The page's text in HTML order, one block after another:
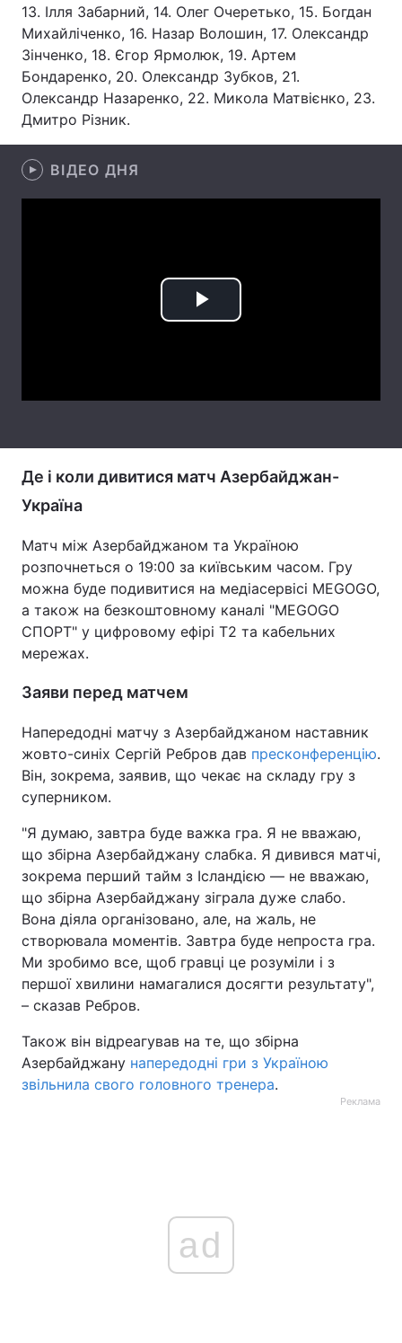
Відео з Youtube
Інтерв'ю Думки
Архів Вакансії
Контакти
Послуги
13. Ілля Забарний, 14. Олег Очеретько, 15. Богдан
Михайліченко, 16. Назар Волошин, 17. Олександр
Зінченко, 18. Єгор Ярмолюк, 19. Артем
Бондаренко, 20. Олександр Зубков, 21.
Олександр Назаренко, 22. Микола Матвієнко, 23.
Дмитро Різник.
ВІДЕО ДНЯ
Play
Де і коли дивитися матч Азербайджан-
Україна
Матч між Азербайджаном та Україною
розпочнеться о 19:00 за київським часом. Гру
можна буде подивитися на медіасервісі MEGOGO,
а також на безкоштовному каналі "MEGOGO
СПОРТ" у цифровому ефірі Т2 та кабельних
мережах.
Заяви перед матчем
Напередодні матчу з Азербайджаном наставник
жовто-синіх Сергій Ребров дав пресконференцію.
Він, зокрема, заявив, що чекає на складу гру з
суперником.
"Я думаю, завтра буде важка гра. Я не вважаю,
що збірна Азербайджану слабка. Я дивився матчі,
зокрема перший тайм з Ісландією — не вважаю,
що збірна Азербайджану зіграла дуже слабо.
Вона діяла організовано, але, на жаль, не
створювала моментів. Завтра буде непроста гра.
Ми зробимо все, щоб гравці це розуміли і з
першої хвилини намагалися досягти результату",
– сказав Ребров.
Також він відреагував на те, що збірна
Азербайджану напередодні гри з Україною
звільнила свого головного тренера.
Реклама
ad